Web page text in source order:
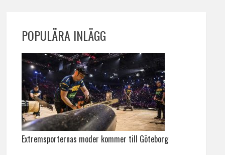
POPULÄRA INLÄGG
Extremsporternas moder kommer till Göteborg